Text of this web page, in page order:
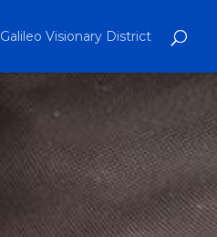
Galileo Visionary District